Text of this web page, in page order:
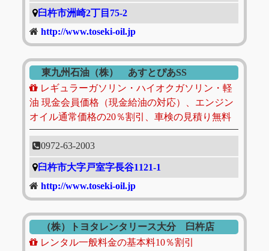
臼杵市洲崎2丁目75-2
http://www.toseki-oil.jp
東九州石油（株） あすとぴあSS
レギュラーガソリン・ハイオクガソリン・軽
油 現金会員価格（現金給油の対応）、エンジン
オイル通常価格の20％割引、車検の見積り無料
0972-63-2003
臼杵市大字戸室字長谷1121-1
http://www.toseki-oil.jp
（株）トヨタレンタリース大分 臼杵店
レンタル一般料金の基本料10％割引